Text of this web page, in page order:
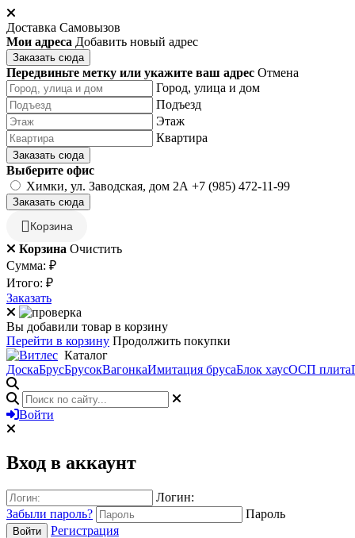
Доставка Самовызов
Мои адреса Добавить новый адрес
Заказать сюда
Передвиньте метку или укажите ваш адрес Отмена
Город, улица и дом
Подъезд
Этаж
Квартира
Заказать сюда
Выберите офис
Химки, ул. Заводская, дом 2А +7 (985) 472-11-99
Заказать сюда
Корзина
Корзина Очистить
Сумма: ₽
Итого: ₽
Заказать
Вы добавили товар в корзину
Перейти в корзину Продолжить покупки
Каталог
ДоскаБрусБрусокВагонкаИмитация брусаБлок хаусОСП плита
Войти
Вход в аккаунт
Логин:
Забыли пароль?
Пароль
Войти
Регистрация